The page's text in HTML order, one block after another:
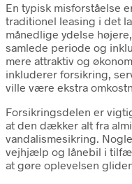
En typisk misforståelse
traditionel leasing i det
månedlige ydelse
samlede periode og
mere attraktiv og
inkluderer forsikring,
ville være ekstra
Forsikringsdelen er
at den dækker alt fra
vandalismesikring.
vejhjælp og lånebil i
at gøre oplevelsen